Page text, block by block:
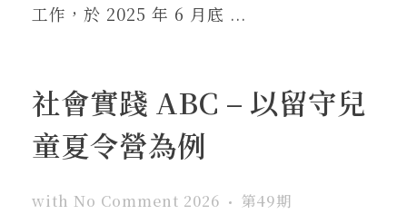
工作，於 2025 年 6 月底 ...
社會實踐 ABC – 以留守兒
童夏令營為例
with No Comment 2026 第49期